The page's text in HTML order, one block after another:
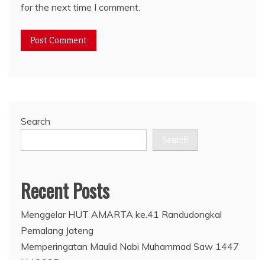
for the next time I comment.
Search
Search
Recent Posts
Menggelar HUT AMARTA ke.41 Randudongkal
Pemalang Jateng
Memperingatan Maulid Nabi Muhammad Saw 1447